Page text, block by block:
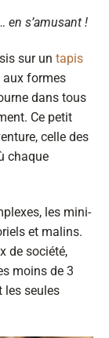
en s’amusant !
sur un tapis
aux formes
dans tous
Ce petit
celle des
chaque
les mini-
et malins.
de société,
moins de 3
les seules